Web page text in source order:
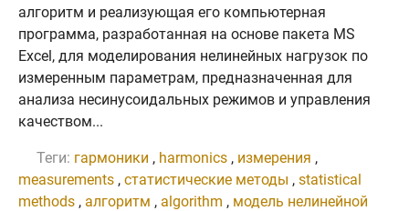
алгоритм и реализующая его компьютерная
программа, разработанная на основе пакета MS
Excel, для моделирования нелинейных нагрузок по
измеренным параметрам, предназначенная для
анализа несинусоидальных режимов и управления
качеством...
Теги: гармоники , harmonics , измерения ,
measurements , статистические методы , statistical
methods , алгоритм , algorithm , модель нелинейной